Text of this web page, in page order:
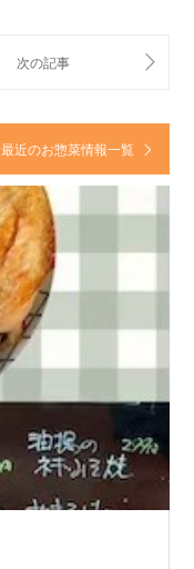
最近のお惣菜情報一覧